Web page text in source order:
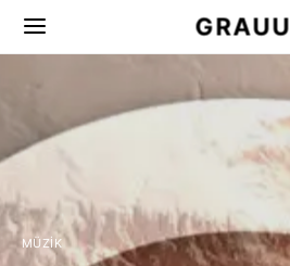
GRAUU
MÜZIK